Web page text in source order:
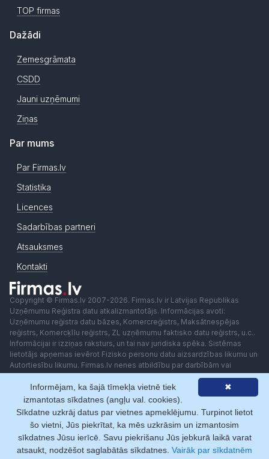
TOP firmas
Dažādi
Zemesgrāmata
CSDD
Jauni uzņēmumi
Ziņas
Par mums
Par Firmas.lv
Statistika
Licences
Sadarbības partneri
Atsauksmes
Kontakti
Copyright © Firmas.lv 2007-2026. Firmas.lv ir Latvijas Republikas
Uzņēmumu Reģistra datu atkalizmantotājs. Informācijas avoti:
Uzņēmumu reģistra datu bāzes, Komercreģistrs, Maksātnespējas
reģistrs, Komercķīlu reģistrs, ZL uzņēmumu faktisko datu reģistrs, u.c..
Informācijai ir izziņas raksturs, un tai nav juridiska spēka. Sistēmas
lietotājs apņemas ievērot Fizisko personu datu aizsardzības likumu un
Autortiesību likumu. Firmas.lv nenes atbildību par darbībām vai
lēmumiem, kas balstīti uz saņemto pakalpojumu. Lietotājam aizliegts
izmantot jebkādas automatizētas sistēmas vai iekārtas (robotus)
piekļuvei sistēmai bez rakstiskas saskaņošanas ar Firmas.lv. Galvenā
redaktore: Ingūna Pempere.
Lietošanas noteikumi
Privātuma politika Norēķini ar
✖
Informējam, ka šajā tīmekļa vietnē tiek
izmantotas sīkdatnes (angļu val. cookies).
Sīkdatne uzkrāj datus par vietnes apmeklējumu. Turpinot lietot
šo vietni, Jūs piekrītat, ka mēs uzkrāsim un izmantosim
sīkdatnes Jūsu ierīcē. Savu piekrišanu Jūs jebkurā laikā varat
atsaukt, nodzēšot saglabātās sīkdatnes. Vairāk par sīkdatnēm